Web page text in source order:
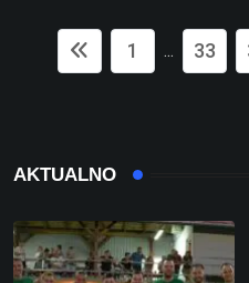
1 ... 33
AKTUALNO